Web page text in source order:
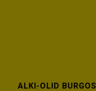
ALKI-OLID BURGOS